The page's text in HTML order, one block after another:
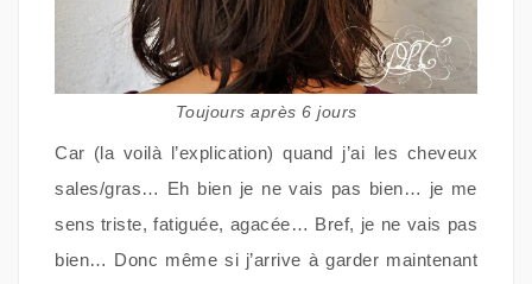
Toujours après 6 jours
Car (la voilà l’explication) quand j’ai les cheveux
sales/gras… Eh bien je ne vais pas bien… je me
sens triste, fatiguée, agacée… Bref, je ne vais pas
bien… Donc même si j’arrive à garder maintenant